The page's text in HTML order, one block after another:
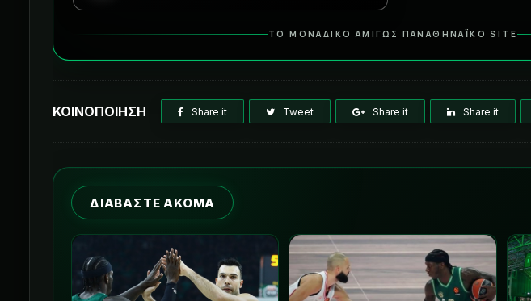
ΤΟ ΜΟΝΑΔΙΚΟ ΑΜΙΓΩΣ ΠΑΝΑΘΗΝΑΪΚΟ SITE
ΚΟΙΝΟΠΟΙΗΣΗ Share it Tweet Share it Share it
ΔΙΑΒΑΣΤΕ ΑΚΟΜΑ